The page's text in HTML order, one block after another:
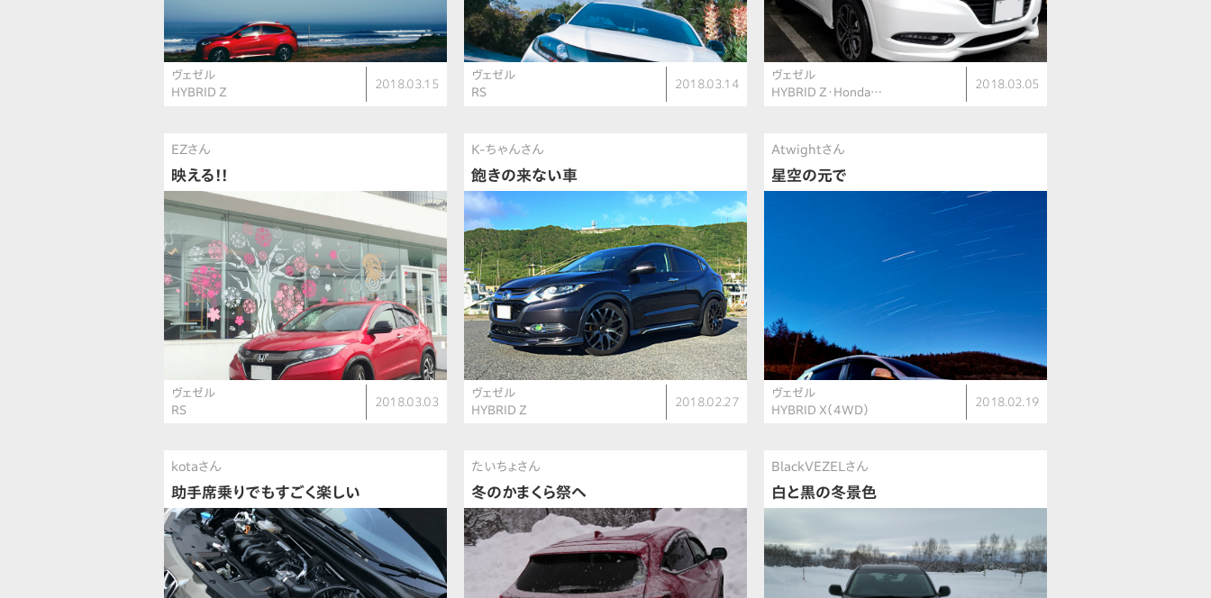
ヴェゼル
HYBRID Z
2018.03.15
ヴェゼル
RS
2018.03.14
ヴェゼル
HYBRID Z・Honda…
2018.03.05
EZさん
映える!!
ヴェゼル
RS
2018.03.03
K-ちゃんさん
飽きの来ない車
ヴェゼル
HYBRID Z
2018.02.27
Atwightさん
星空の元で
ヴェゼル
HYBRID X（4WD）
2018.02.19
kotaさん
助手席乗りでもすごく楽しい
たいちょさん
冬のかまくら祭へ
BlackVEZELさん
白と黒の冬景色